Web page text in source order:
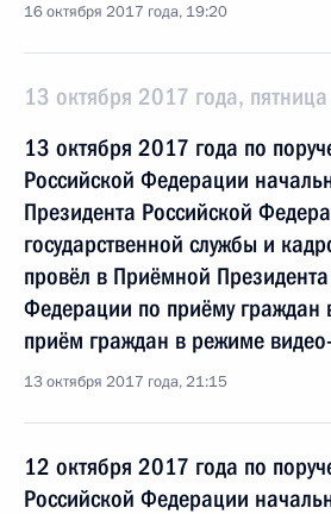
16 октября 2017 года, 19:20
13 октября 2017 года, пятница
13 октября 2017 года по
Российской Федерации
Президента Российской
государственной службы и
провёл в Приёмной
Федерации по приёму граждан
приём граждан в режиме
13 октября 2017 года, 21:15
12 октября 2017 года по
Российской Федерации